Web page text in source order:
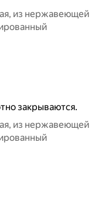
из нержавеющей
закрываются.
из нержавеющей